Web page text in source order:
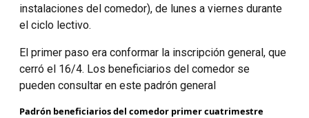
instalaciones del comedor), de lunes a viernes durante
el ciclo lectivo.
El primer paso era conformar la inscripción general, que
cerró el 16/4. Los beneficiarios del comedor se
pueden consultar en este padrón general
Padrón beneficiarios del comedor primer cuatrimestre